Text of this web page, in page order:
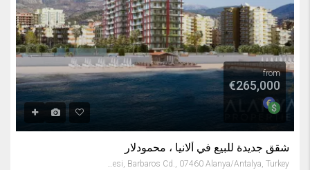
from
€265,000
شقق جديدة للبيع في ألانيا ، محمودلار
Mahmutlar Mahallesi, Barbaros Cd., 07460 Alanya/Antalya, Turkey